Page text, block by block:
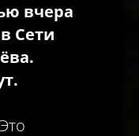
вчера
Сети